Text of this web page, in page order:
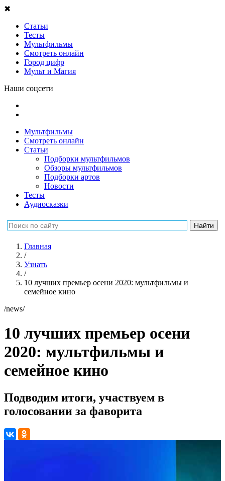
✖
Статьи
Тесты
Мультфильмы
Смотреть онлайн
Город цифр
Мульт и Магия
Наши соцсети
Мультфильмы
Смотреть онлайн
Статьи
Подборки мультфильмов
Обзоры мультфильмов
Подборки артов
Новости
Тесты
Аудиосказки
Главная
/
Узнать
/
10 лучших премьер осени 2020: мультфильмы и
семейное кино
/news/
10 лучших премьер осени
2020: мультфильмы и
семейное кино
Подводим итоги, участвуем в
голосовании за фаворита